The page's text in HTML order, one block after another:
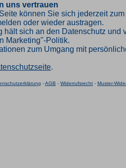
uns vertrauen
können Sie sich jederzeit
oder wieder austragen.
hält sich an den Datenschutz und
Marketing"-Politik.
zum Umgang mit
.
-AGB - Widerrufsrecht - Muster-